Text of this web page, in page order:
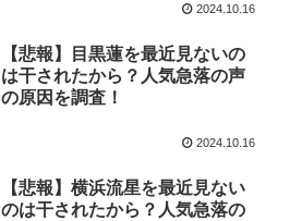
2024.10.16
【悲報】目黒蓮を最近見ないの
は干されたから？人気急落の声
の原因を調査！
2024.10.16
【悲報】横浜流星を最近見ない
のは干されたから？人気急落の